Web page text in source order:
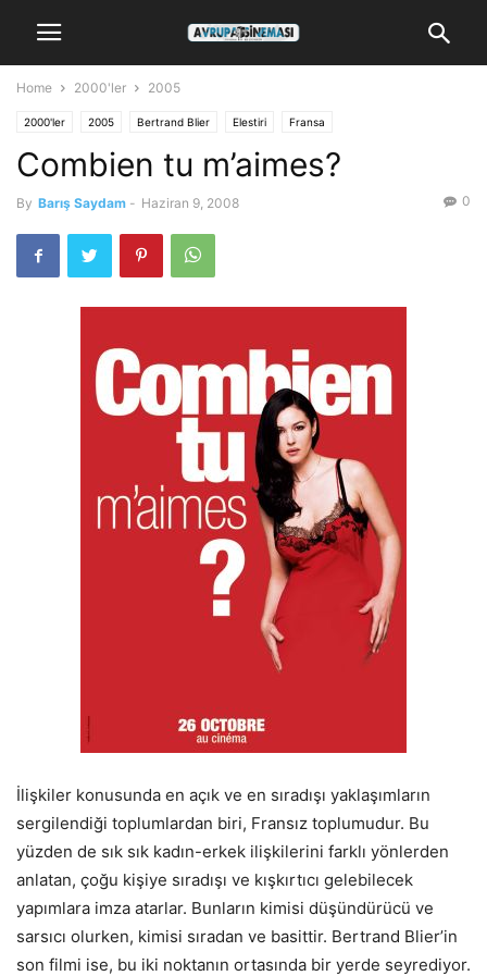
Home 2000'ler 2005
2000'ler 2005 Bertrand Blier Elestiri Fransa
Combien tu m’aimes?
By Barış Saydam - Haziran 9, 2008 0
İlişkiler konusunda en açık ve en sıradışı yaklaşımların
sergilendiği toplumlardan biri, Fransız toplumudur. Bu
yüzden de sık sık kadın-erkek ilişkilerini farklı yönlerden
anlatan, çoğu kişiye sıradışı ve kışkırtıcı gelebilecek
yapımlara imza atarlar. Bunların kimisi düşündürücü ve
sarsıcı olurken, kimisi sıradan ve basittir. Bertrand Blier’in
son filmi ise, bu iki noktanın ortasında bir yerde seyrediyor.